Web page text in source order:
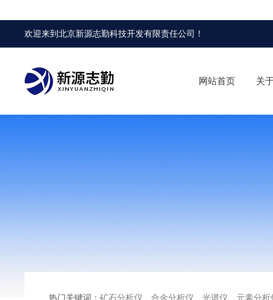
欢迎来到北京新源志勤科技开发有限责任公司 ！
网站首页 关
热门关键词： 矿石分析仪、合金分析仪、光谱仪、元素分析